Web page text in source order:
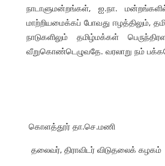
நாடாளுமன்றங்கள், ஐ.நா.
மாற்றியமைக்கப் போவது ஈழத்திலும்,
நாடுகளிலும் தமிழ்மக்கள்
வீறுகொண்டெழுவதே. வரலாறு நம்
கொளத்தூர் தா.செ.மணி
தலைவர், திராவிடர் விடுதலைக் கழகம்